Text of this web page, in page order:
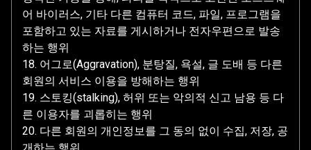
어 바이러스, 기타 다른 컴퓨터 코드, 파일, 프로그램을
포함하고 있는 자료를 게시하거나 전자우편으로 발송
하는 행위
18. 어그로(Aggravation), 분탕질, 욕설, 글 도배 등 다른
회원의 서비스 이용을 방해하는 행위
19. 스토킹(stalking), 허위 또는 악의적 신고 남용 등 다
른 이용자를 괴롭히는 행위
20. 다른 회원의 개인정보를 그 동의 없이 수집, 저장, 공